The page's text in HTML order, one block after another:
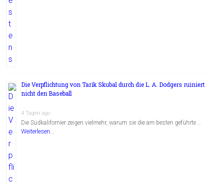
Die Verpflichtung von Tarik Skubal durch die L. A. Dodgers ruiniert
nicht den Baseball
4 Tagen ago
Die Südkalifornier zeigen vielmehr, warum sie die am besten geführte …
Weiterlesen...